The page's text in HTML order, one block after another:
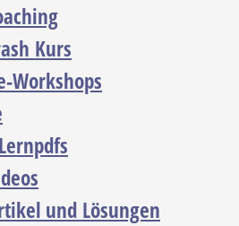
Kurs
Workshops
und Lösungen